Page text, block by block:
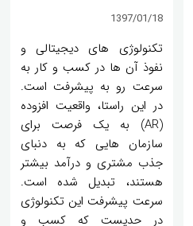
1397/01/18
تکنولوژی های دیجیتالی و
نفوذ آن ها در کسب و کار به
سرعت رو به پیشرفت است.
در این راستا، واقعیت افزوده
(AR) به یک فرصت برای
سازمان هایی که به دنبای
جذب مشتری و درآمد بیشتر
هستند، تبدیل شده است.
سرعت پیشرفت این تکنولوژی
در حدیست که کسب و